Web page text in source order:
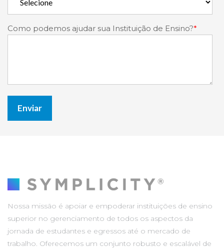
Como podemos ajudar sua Instituição de Ensino?*
Nossa missão é apoiar e empoderar instituições de ensino
superior no gerenciamento de todos os aspectos da
jornada de estudantes e egressos até o mercado de
trabalho. Oferecemos um conjunto robusto e escalável de